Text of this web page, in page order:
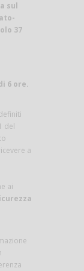
sul
37
6 ore.
del
a
ai